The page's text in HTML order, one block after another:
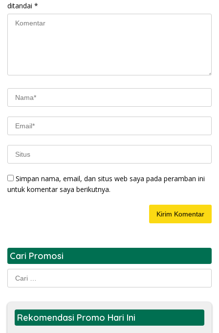
ditandai *
Simpan nama, email, dan situs web saya pada peramban ini
untuk komentar saya berikutnya.
Cari Promosi
Cari
untuk:
Rekomendasi Promo Hari Ini